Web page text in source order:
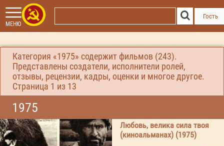
МЕНЮ
Гость
Категория «1975» содержит фильмов (243).
Представлены создатели, исполнители ролей,
отзывы, рецензии, кадры, оценки и многое другое.
Страница 1 из 13
1975
Любовь, велика сила твоя
(киноальманах) (1975)